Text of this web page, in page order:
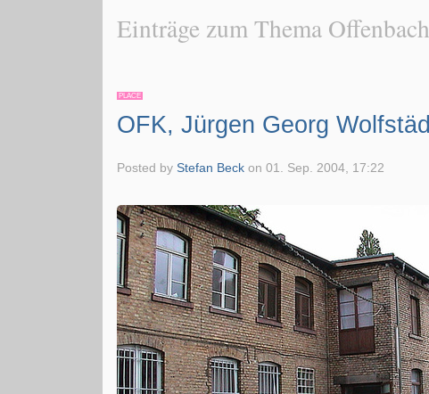
Einträge zum Thema
PLACE
OFK, Jürgen Georg
Posted byStefan Beck on01. Sep. 2004, 17:22